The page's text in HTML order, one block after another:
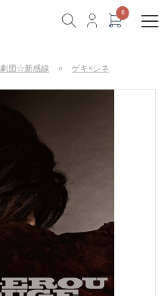
劇団☆新感線 » ゲキ×シネ